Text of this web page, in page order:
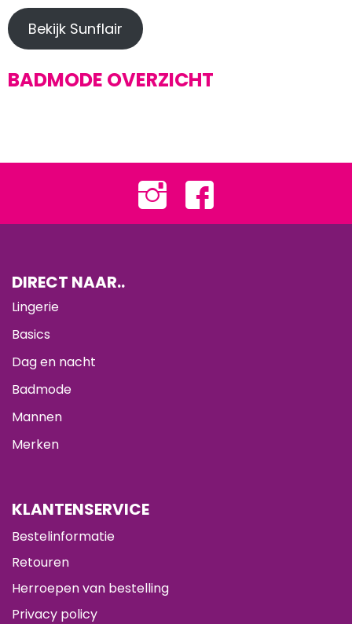
Bekijk Sunflair
BADMODE OVERZICHT
DIRECT NAAR..
Lingerie
Basics
Dag en nacht
Badmode
Mannen
Merken
KLANTENSERVICE
Bestelinformatie
Retouren
Herroepen van bestelling
Privacy policy